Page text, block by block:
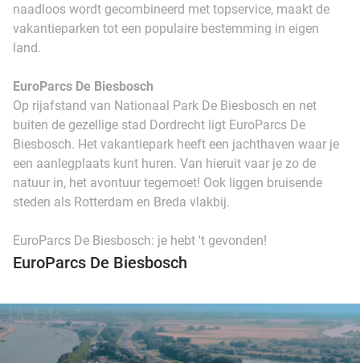
naadloos wordt gecombineerd met topservice, maakt de
vakantieparken tot een populaire bestemming in eigen
land.
EuroParcs De Biesbosch
Op rijafstand van Nationaal Park De Biesbosch en net
buiten de gezellige stad Dordrecht ligt EuroParcs De
Biesbosch. Het vakantiepark heeft een jachthaven waar je
een aanlegplaats kunt huren. Van hieruit vaar je zo de
natuur in, het avontuur tegemoet! Ook liggen bruisende
steden als Rotterdam en Breda vlakbij.
EuroParcs De Biesbosch: je hebt 't gevonden!
EuroParcs De Biesbosch